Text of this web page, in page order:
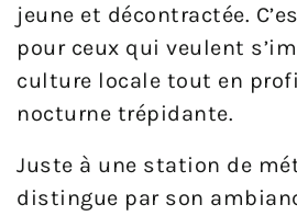
jeune et décontractée.
pour ceux qui veulent
culture locale tout en
nocturne trépidante.
Juste à une station de
distingue par son